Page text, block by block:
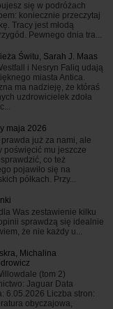
się w podróżach
koniecznie przeczytaj
Tracy jest młodą
Pewnego dnia tra...
Świtu, Sarah J. Maas
i Nesryn Faliq udają
miasta Antica.
ma nadzieję, że któraś
uzdrowicielek zdoła
maja 2026
prawda już za nami, ale
poświęcić mu jeszcze
co też
pojawiło się na
półkach. Przy...
Was zestawienie kilku
sprawdzą się idealnie
że nie każdy u...
Michalina
(tom 2)
Jaguar Data
6.05.2026 Liczba stron:
obyczajowa,